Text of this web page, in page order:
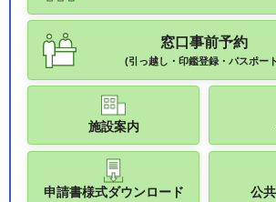
窓口事前予約
(引っ越し・印鑑登録・パスポー
施設案内
申請書様式ダウンロード 公